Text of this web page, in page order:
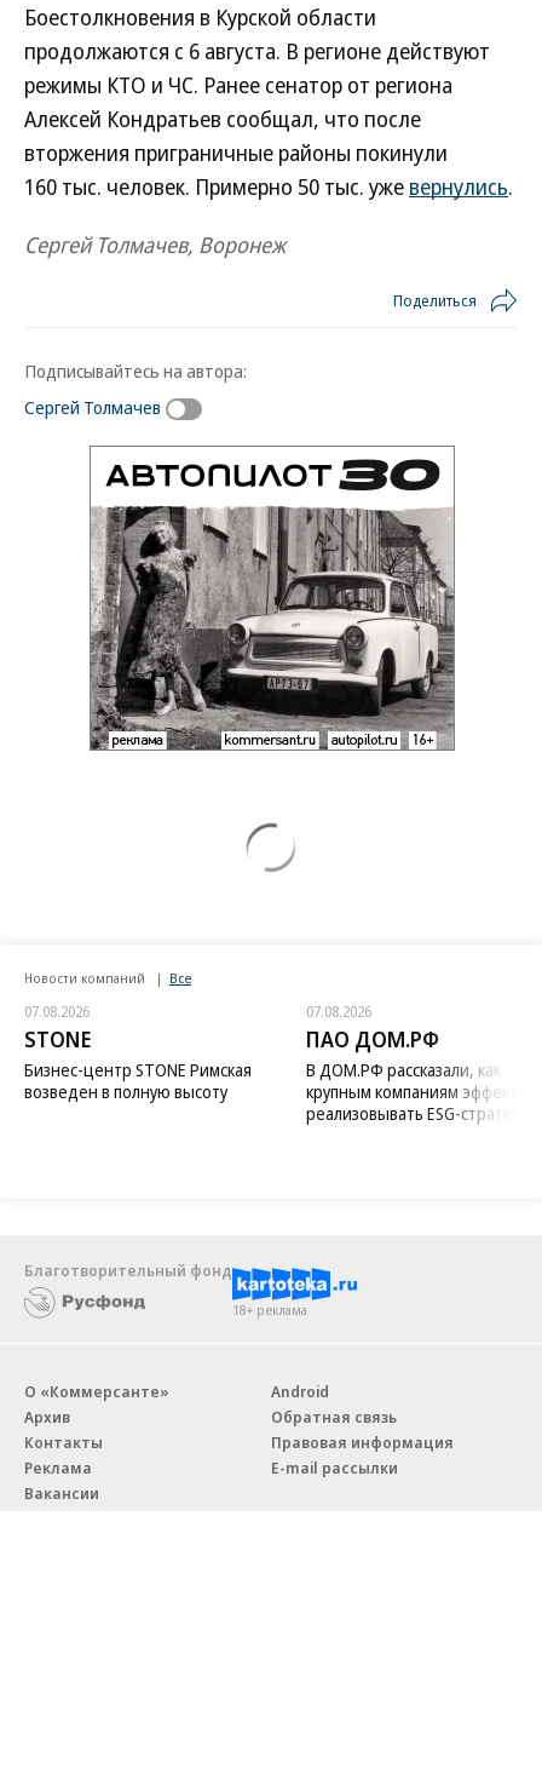
Боестолкновения в Курской области
продолжаются с 6 августа. В регионе действуют
режимы КТО и ЧС. Ранее сенатор от региона
Алексей Кондратьев сообщал, что после
вторжения приграничные районы покинули
160 тыс. человек. Примерно 50 тыс. уже вернулись.
Сергей Толмачев, Воронеж
Поделиться
Подписывайтесь на автора:
Сергей Толмачев
Новости компаний Все
07.08.2026
STONE
Бизнес-центр STONE Римская
возведен в полную высоту
07.08.2026
ПАО ДОМ.РФ
В ДОМ.РФ рассказали, как
крупным компаниям
реализовывать ESG-стратегию
Благотворительный фонд
18+ реклама
О «Коммерсанте»
Архив
Контакты
Реклама
Вакансии
Android
Обратная связь
Правовая информация
E-mail рассылки